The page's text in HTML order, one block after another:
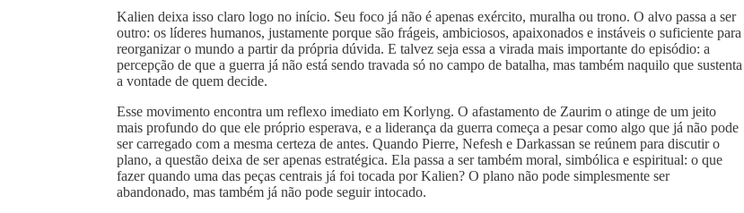
Kalien deixa isso claro logo no início. Seu foco já não é apenas exército, muralha ou trono. O alvo passa a ser
outro: os líderes humanos, justamente porque são frágeis, ambiciosos, apaixonados e instáveis o suficiente para
reorganizar o mundo a partir da própria dúvida. E talvez seja essa a virada mais importante do episódio: a
percepção de que a guerra já não está sendo travada só no campo de batalha, mas também naquilo que sustenta
a vontade de quem decide.
Esse movimento encontra um reflexo imediato em Korlyng. O afastamento de Zaurim o atinge de um jeito
mais profundo do que ele próprio esperava, e a liderança da guerra começa a pesar como algo que já não pode
ser carregado com a mesma certeza de antes. Quando Pierre, Nefesh e Darkassan se reúnem para discutir o
plano, a questão deixa de ser apenas estratégica. Ela passa a ser também moral, simbólica e espiritual: o que
fazer quando uma das peças centrais já foi tocada por Kalien? O plano não pode simplesmente ser
abandonado, mas também já não pode seguir intocado.